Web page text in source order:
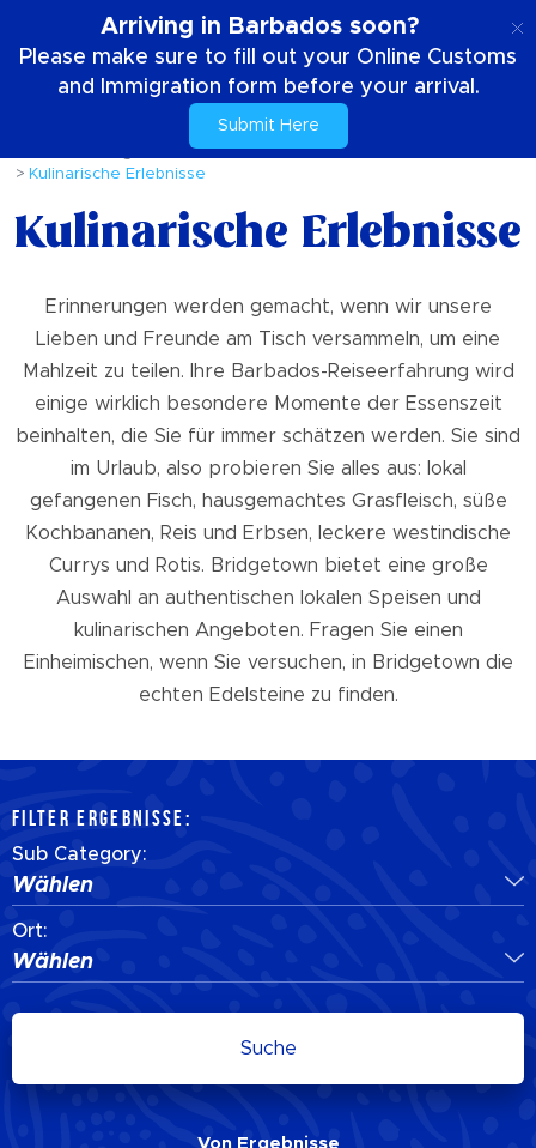
Arriving in Barbados soon?
Please make sure to fill out your Online Customs
and Immigration form before your arrival.
Submit Here
Dinge die zu tun sind
UNESCO - Weltkulturerbe
Kulinarische Erlebnisse
Kulinarische Erlebnisse
Erinnerungen werden gemacht, wenn wir unsere
Lieben und Freunde am Tisch versammeln, um eine
Mahlzeit zu teilen. Ihre Barbados-Reiseerfahrung wird
einige wirklich besondere Momente der Essenszeit
beinhalten, die Sie für immer schätzen werden. Sie sind
im Urlaub, also probieren Sie alles aus: lokal
gefangenen Fisch, hausgemachtes Grasfleisch, süße
Kochbananen, Reis und Erbsen, leckere westindische
Currys und Rotis. Bridgetown bietet eine große
Auswahl an authentischen lokalen Speisen und
kulinarischen Angeboten. Fragen Sie einen
Einheimischen, wenn Sie versuchen, in Bridgetown die
echten Edelsteine zu finden.
FILTER ERGEBNISSE:
Sub Category:
Wählen
Ort:
Wählen
Suche
Von Ergebnisse